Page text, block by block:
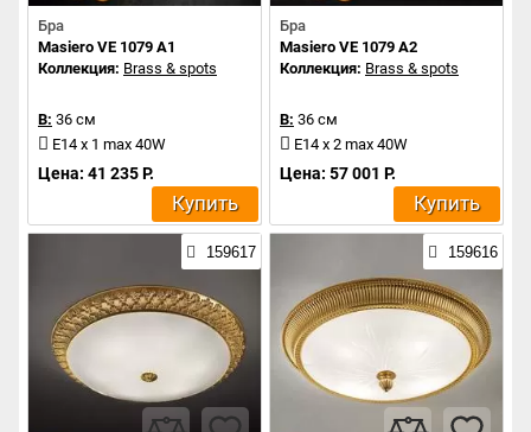
Бра
Masiero VE 1079 A1
Коллекция: Brass & spots
В: 36 см
E14 x 1 max 40W
Цена: 41 235 Р.
Купить
Бра
Masiero VE 1079 A2
Коллекция: Brass & spots
В: 36 см
E14 x 2 max 40W
Цена: 57 001 Р.
Купить
159617 159616